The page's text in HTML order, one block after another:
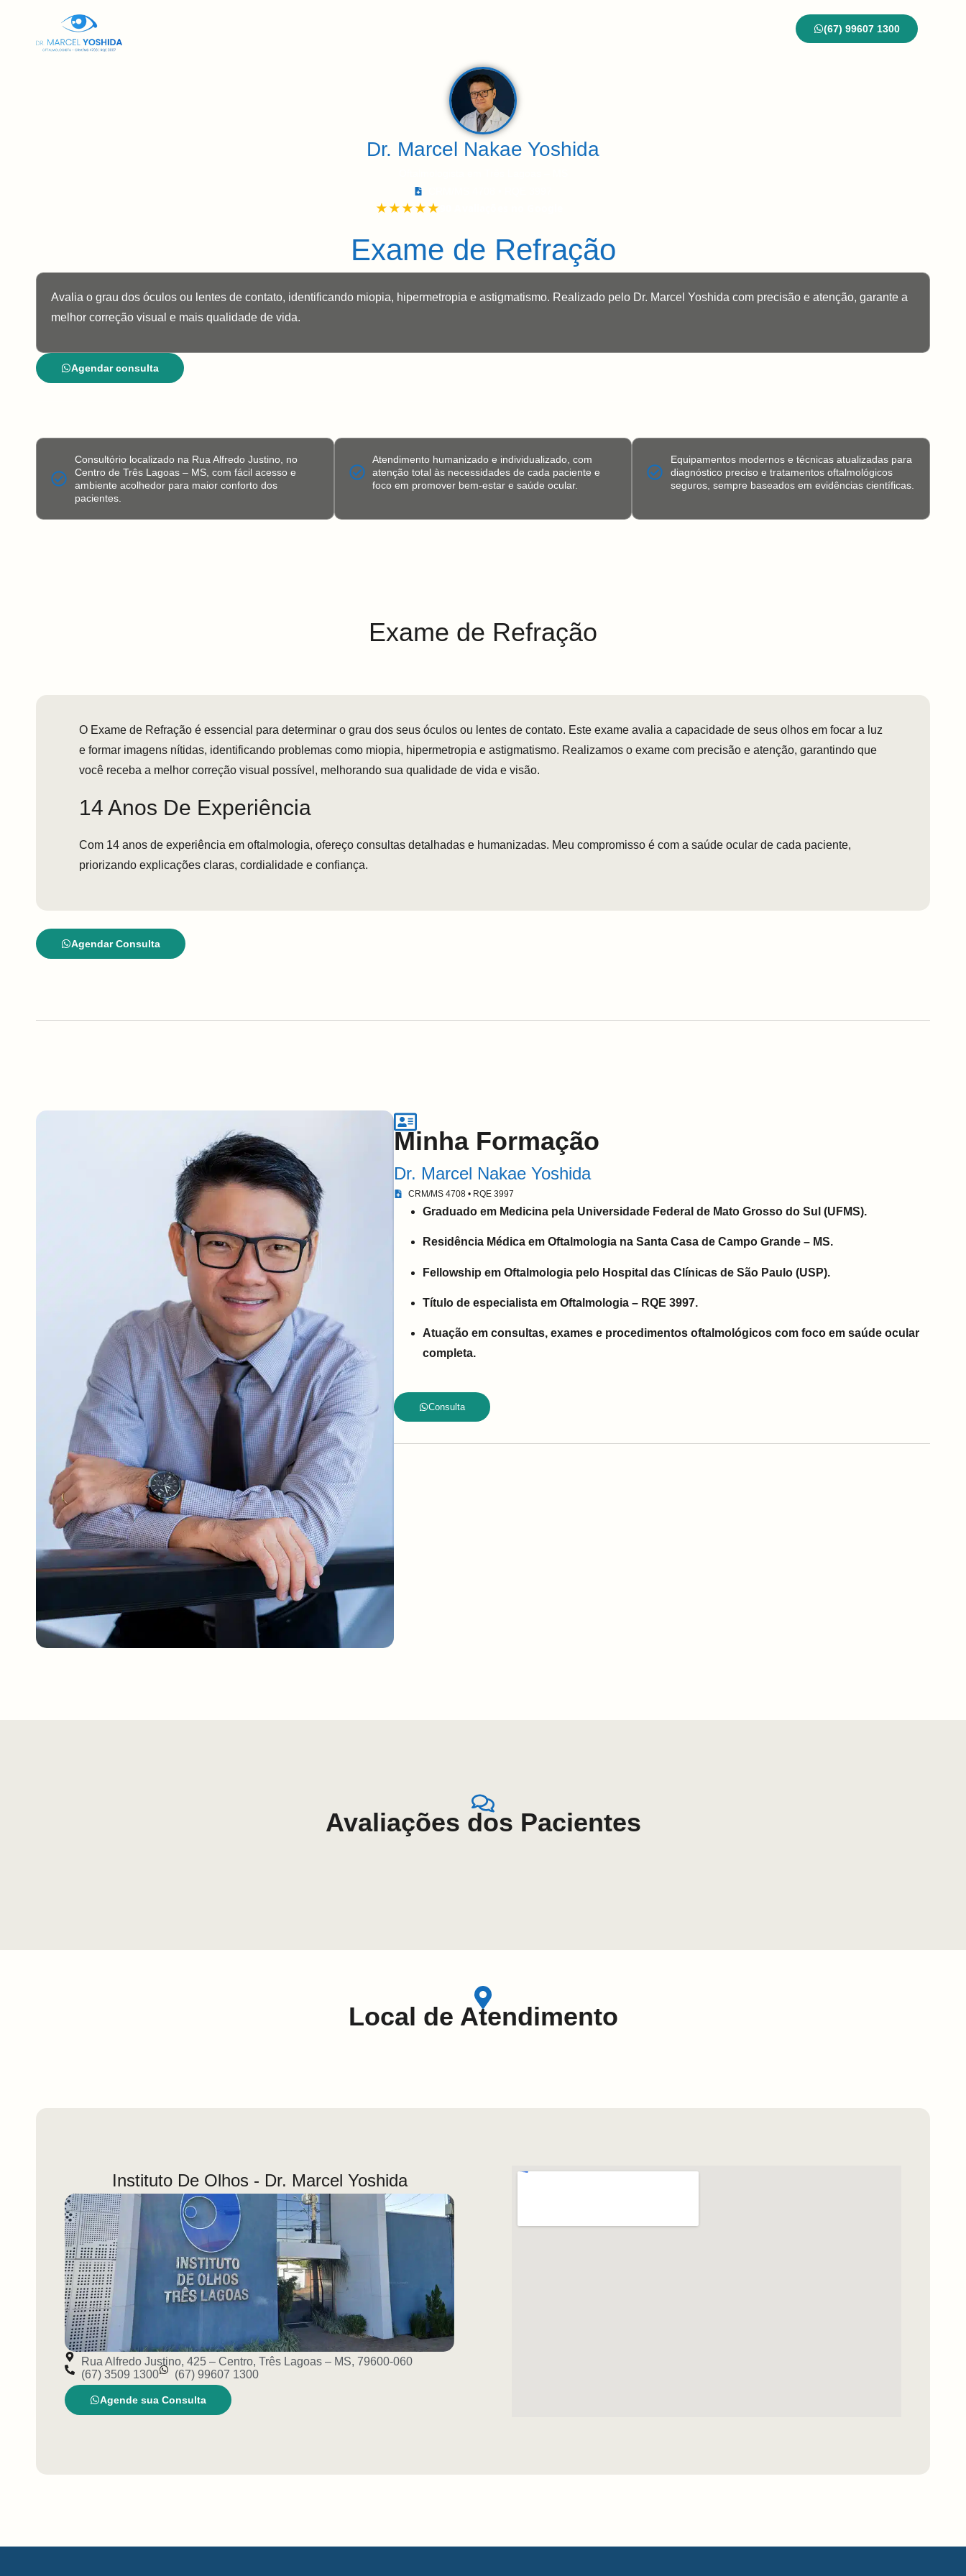
(67) 99607 1300
Dr. Marcel Nakae Yoshida
Exame de Refração
Avalia o grau dos óculos ou lentes de contato, identificando miopia, hipermetropia e astigmatismo. Realizado pelo Dr. Marcel Yoshida com precisão e atenção, garante a
melhor correção visual e mais qualidade de vida.
Agendar consulta
Consultório localizado na Rua Alfredo Justino, no
Centro de Três Lagoas – MS, com fácil acesso e
ambiente acolhedor para maior conforto dos
pacientes.
Atendimento humanizado e individualizado, com
atenção total às necessidades de cada paciente e
foco em promover bem-estar e saúde ocular.
Equipamentos modernos e técnicas atualizadas para
diagnóstico preciso e tratamentos oftalmológicos
seguros, sempre baseados em evidências científicas.
Exame de Refração
O Exame de Refração é essencial para determinar o grau dos seus óculos ou lentes de contato. Este exame avalia a capacidade de seus olhos em focar a luz
e formar imagens nítidas, identificando problemas como miopia, hipermetropia e astigmatismo. Realizamos o exame com precisão e atenção, garantindo que
você receba a melhor correção visual possível, melhorando sua qualidade de vida e visão.
14 Anos De Experiência
Com 14 anos de experiência em oftalmologia, ofereço consultas detalhadas e humanizadas. Meu compromisso é com a saúde ocular de cada paciente,
priorizando explicações claras, cordialidade e confiança.
Agendar Consulta
Minha Formação
Dr. Marcel Nakae Yoshida
CRM/MS 4708 • RQE 3997
Graduado em Medicina pela Universidade Federal de Mato Grosso do Sul (UFMS).
Residência Médica em Oftalmologia na Santa Casa de Campo Grande – MS.
Fellowship em Oftalmologia pelo Hospital das Clínicas de São Paulo (USP).
Título de especialista em Oftalmologia – RQE 3997.
Atuação em consultas, exames e procedimentos oftalmológicos com foco em saúde ocular
completa.
Consulta
Avaliações dos Pacientes
Local de Atendimento
Instituto De Olhos - Dr. Marcel Yoshida
Rua Alfredo Justino, 425 – Centro, Três Lagoas – MS, 79600-060
(67) 3509 1300
(67) 99607 1300
Agende sua Consulta